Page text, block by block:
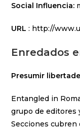
Social Influencia:
URL: http://
Enredados
Presumir
Entangled in
grupo de editores
Secciones